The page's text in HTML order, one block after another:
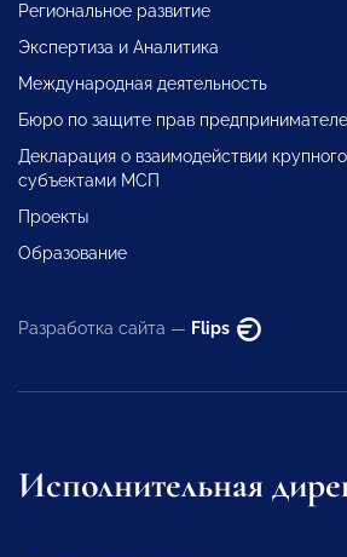
Региональное развитие
Экспертиза и Аналитика
Международная деятельность
Бюро по защите прав
Декларация о взаимодействии
субъектами МСП
Проекты
Образование
Разработка сайта — Flips
Исполнительная